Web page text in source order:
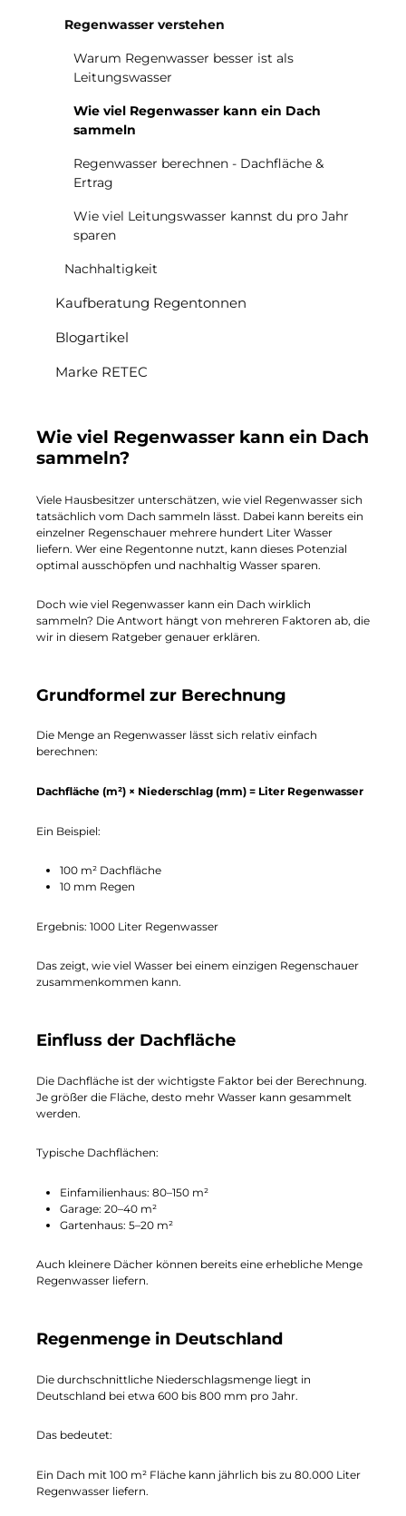
Regenwasser verstehen
Warum Regenwasser besser ist als
Leitungswasser
Wie viel Regenwasser kann ein Dach
sammeln
Regenwasser berechnen - Dachfläche &
Ertrag
Wie viel Leitungswasser kannst du pro Jahr
sparen
Nachhaltigkeit
Kaufberatung Regentonnen
Blogartikel
Marke RETEC
Wie viel Regenwasser kann ein Dach
sammeln?
Viele Hausbesitzer unterschätzen, wie viel Regenwasser sich
tatsächlich vom Dach sammeln lässt. Dabei kann bereits ein
einzelner Regenschauer mehrere hundert Liter Wasser
liefern. Wer eine Regentonne nutzt, kann dieses Potenzial
optimal ausschöpfen und nachhaltig Wasser sparen.
Doch wie viel Regenwasser kann ein Dach wirklich
sammeln? Die Antwort hängt von mehreren Faktoren ab, die
wir in diesem Ratgeber genauer erklären.
Grundformel zur Berechnung
Die Menge an Regenwasser lässt sich relativ einfach
berechnen:
Dachfläche (m²) × Niederschlag (mm) = Liter Regenwasser
Ein Beispiel:
100 m² Dachfläche
10 mm Regen
Ergebnis: 1000 Liter Regenwasser
Das zeigt, wie viel Wasser bei einem einzigen Regenschauer
zusammenkommen kann.
Einfluss der Dachfläche
Die Dachfläche ist der wichtigste Faktor bei der Berechnung.
Je größer die Fläche, desto mehr Wasser kann gesammelt
werden.
Typische Dachflächen:
Einfamilienhaus: 80–150 m²
Garage: 20–40 m²
Gartenhaus: 5–20 m²
Auch kleinere Dächer können bereits eine erhebliche Menge
Regenwasser liefern.
Regenmenge in Deutschland
Die durchschnittliche Niederschlagsmenge liegt in
Deutschland bei etwa 600 bis 800 mm pro Jahr.
Das bedeutet:
Ein Dach mit 100 m² Fläche kann jährlich bis zu 80.000 Liter
Regenwasser liefern.